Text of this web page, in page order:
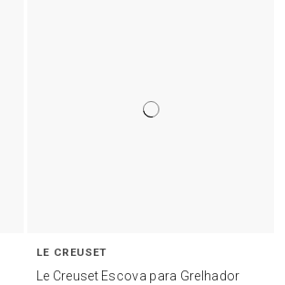
LE CREUSET
Le Creuset Escova para Grelhador